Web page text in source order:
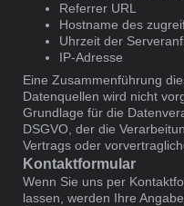
Referrer URL
Hostname des
Uhrzeit der
IP-Adresse
Eine Zusammenführung
Datenquellen wird nicht
Grundlage für die
DSGVO, der die
Vertrags oder
Kontaktformular
Wenn Sie uns per
lassen, werden Ihre